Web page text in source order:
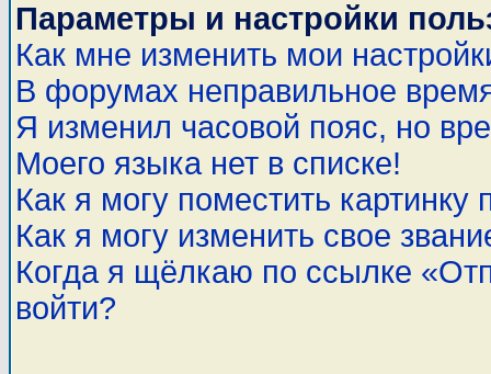
Параметры и настройки
Как мне изменить мои
В форумах неправильное
Я изменил часовой пояс, но
Моего языка нет в списке!
Как я могу поместить
Как я могу изменить свое
Когда я щёлкаю по ссылке
войти?